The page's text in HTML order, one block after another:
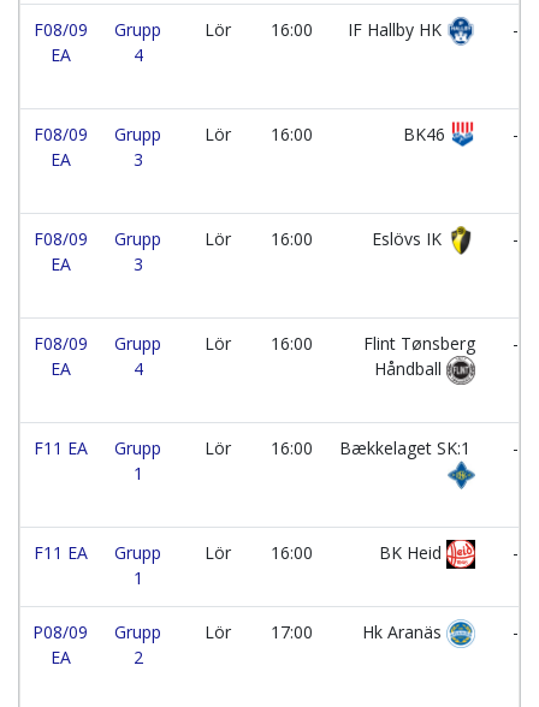
F08/09
EA
Grupp
4
Lör 16:00 IF Hallby HK -
F08/09
EA
Grupp
3
Lör 16:00 BK46 -
F08/09
EA
Grupp
3
Lör 16:00 Eslövs IK -
F08/09
EA
Grupp
4
Lör 16:00
Flint Tønsberg
Håndball
-
F11 EA
Grupp
1
Lör 16:00 Bækkelaget SK:1 -
F11 EA
Grupp
1
Lör 16:00 BK Heid -
P08/09
EA
Grupp
2
Lör 17:00 Hk Aranäs -